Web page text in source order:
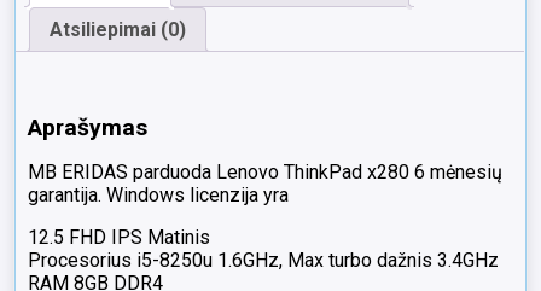
Atsiliepimai (0)
Aprašymas
MB ERIDAS parduoda Lenovo ThinkPad x280 6 mėnesių
garantija. Windows licenzija yra
12.5 FHD IPS Matinis
Procesorius i5-8250u 1.6GHz, Max turbo dažnis 3.4GHz
RAM 8GB DDR4